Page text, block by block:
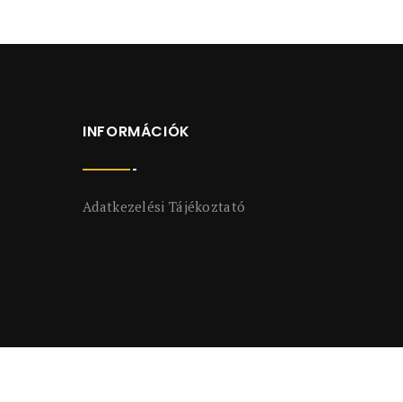
INFORMÁCIÓK
Adatkezelési Tájékoztató